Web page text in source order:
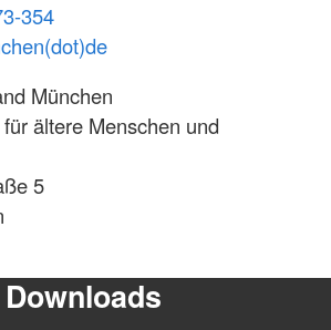
354
München
ältere Menschen und
5
Downloads